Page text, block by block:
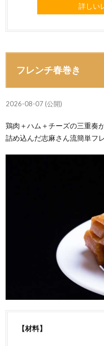
詳しい
フレンチ春巻き
2026-08-07 (公開)
鶏肉＋ハム＋チーズの三重奏
詰め込んだ志麻さん流簡単フ
【材料】